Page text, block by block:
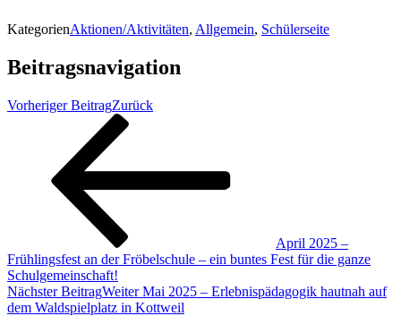
KategorienAktionen/Aktivitäten, Allgemein, Schülerseite
Beitragsnavigation
Vorheriger BeitragZurück
April 2025 –
Frühlingsfest an der Fröbelschule – ein buntes Fest für die ganze
Schulgemeinschaft!
Nächster BeitragWeiter Mai 2025 – Erlebnispädagogik hautnah auf
dem Waldspielplatz in Kottweil